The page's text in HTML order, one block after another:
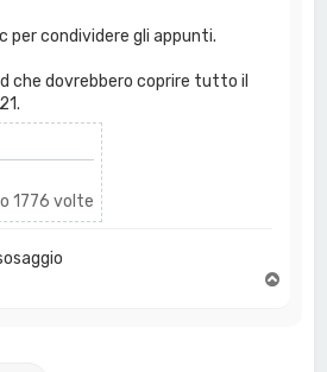
per condividere gli appunti.
che dovrebbero coprire tutto il
1776 volte